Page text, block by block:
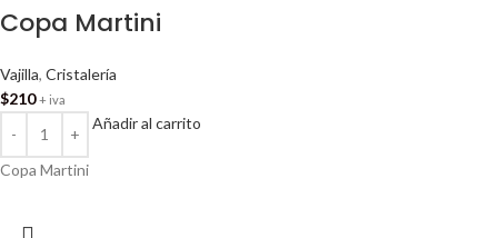
Copa Martini
Vajilla, Cristalería
$210 + iva
Añadir al carrito
Copa Martini